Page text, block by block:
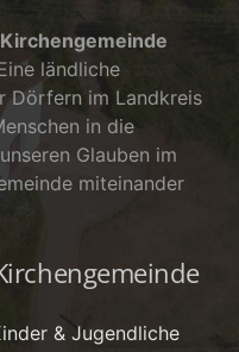
ländliche
Dörfern im Landkreis
in die
Glauben im
miteinander
& Jugendliche